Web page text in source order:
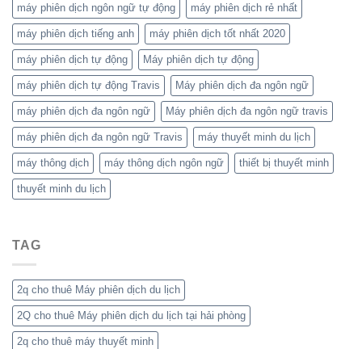
máy phiên dịch ngôn ngữ tự động máy phiên dịch rẻ nhất
máy phiên dịch tiếng anh máy phiên dịch tốt nhất 2020
máy phiên dịch tự động Máy phiên dịch tự động
máy phiên dịch tự động Travis Máy phiên dịch đa ngôn ngữ
máy phiên dịch đa ngôn ngữ Máy phiên dịch đa ngôn ngữ travis
máy phiên dịch đa ngôn ngữ Travis máy thuyết minh du lịch
máy thông dịch máy thông dịch ngôn ngữ thiết bị thuyết minh
thuyết minh du lịch
TAG
2q cho thuê Máy phiên dịch du lịch
2Q cho thuê Máy phiên dịch du lịch tại hải phòng
2q cho thuê máy thuyết minh